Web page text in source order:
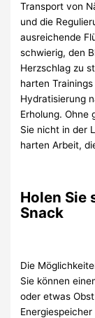
Transport von
und die
ausreichende
schwierig, den
Herzschlag zu
harten
Hydratisierung
Erholung. Ohne
Sie nicht in der
harten Arbeit,
Holen Sie
Snack
Die
Sie können
oder etwas